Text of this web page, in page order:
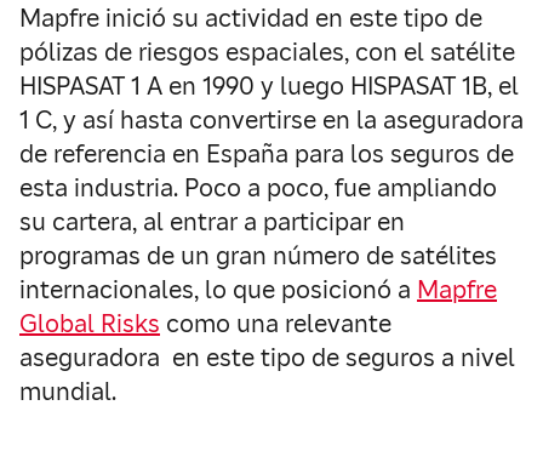
Mapfre inició su actividad en este tipo de
pólizas de riesgos espaciales, con el satélite
HISPASAT 1 A en 1990 y luego HISPASAT 1B, el
1 C, y así hasta convertirse en la aseguradora
de referencia en España para los seguros de
esta industria. Poco a poco, fue ampliando
su cartera, al entrar a participar en
programas de un gran número de satélites
internacionales, lo que posicionó a Mapfre
Global Risks como una relevante
aseguradora en este tipo de seguros a nivel
mundial.